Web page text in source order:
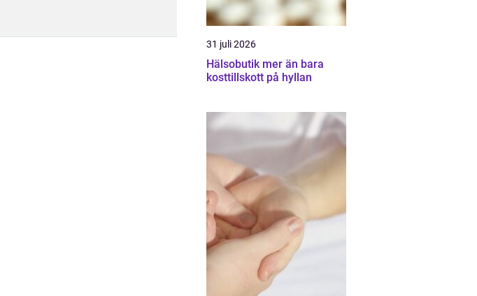
31 juli 2026
Hälsobutik mer än bara
kosttillskott på hyllan